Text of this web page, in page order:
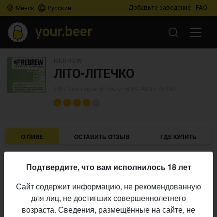
Минск Русский Добавьте заведение FAQ
ЛІТО-ЛІТЕЧКО
О ПИВЕ ОСТАВИТЬ ОТЗЫВ ГДЕ КУПИТЬ
Пивоварня:
Алкоголь:
6,5%
Горечь:
15 IBU
Начало
Подтвердите, что вам исполнилось 18 лет
Сайт содержит информацию, не рекомендованную
для лиц, не достигших совершеннолетнего
возраста. Сведения, размещённые на сайте, не